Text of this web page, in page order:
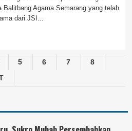
Agama Semarang yang telah
dari JSI...
5 6 7
8